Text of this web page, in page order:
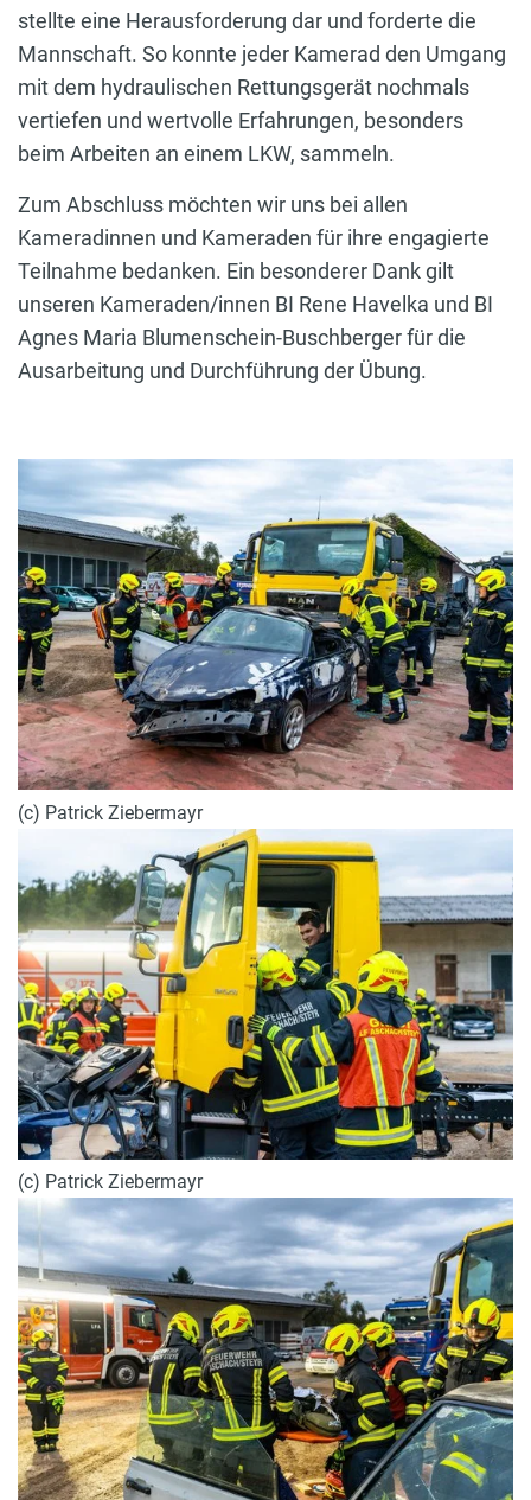
stellte eine Herausforderung dar und forderte die
Mannschaft. So konnte jeder Kamerad den Umgang
mit dem hydraulischen Rettungsgerät nochmals
vertiefen und wertvolle Erfahrungen, besonders
beim Arbeiten an einem LKW, sammeln.
Zum Abschluss möchten wir uns bei allen
Kameradinnen und Kameraden für ihre engagierte
Teilnahme bedanken. Ein besonderer Dank gilt
unseren Kameraden/innen BI Rene Havelka und BI
Agnes Maria Blumenschein-Buschberger für die
Ausarbeitung und Durchführung der Übung.
(c) Patrick Ziebermayr
(c) Patrick Ziebermayr